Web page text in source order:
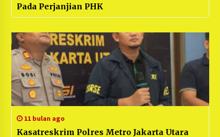
Pada Perjanjian PHK
11 bulan ago
Kasatreskrim Polres Metro Jakarta Utara